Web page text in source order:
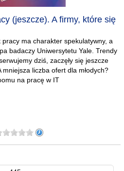
(jeszcze). A firmy, które się
pracy ma charakter spekulatywny, a
badaczy Uniwersytetu Yale. Trendy
dziś, zaczęły się jeszcze
liczba ofert dla młodych?
na pracę w IT